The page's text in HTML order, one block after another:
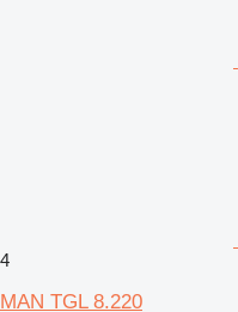
4
MAN TGL 8.220